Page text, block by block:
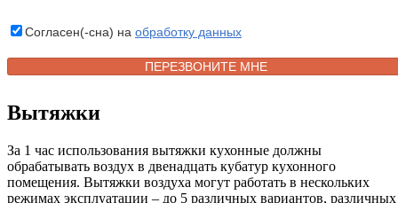
Согласен(-сна) на обработку данных
Вытяжки
За 1 час использования вытяжки кухонные должны
обрабатывать воздух в двенадцать кубатур кухонного
помещения. Вытяжки воздуха могут работать в нескольких
режимах эксплуатации – до 5 различных вариантов, различных